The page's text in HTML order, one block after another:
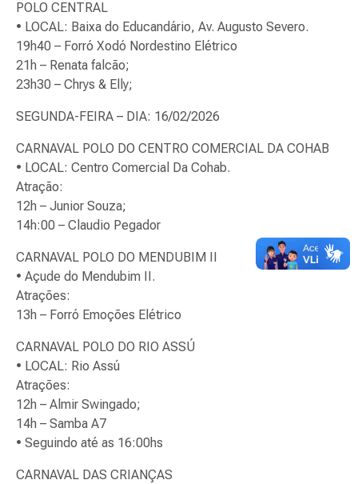
POLO CENTRAL
• LOCAL: Baixa do Educandário, Av. Augusto Severo.
19h40 – Forró Xodó Nordestino Elétrico
21h – Renata falcão;
23h30 – Chrys & Elly;
SEGUNDA-FEIRA – DIA: 16/02/2026
CARNAVAL POLO DO CENTRO COMERCIAL DA COHAB
• LOCAL: Centro Comercial Da Cohab.
Atração:
12h – Junior Souza;
14h:00 – Claudio Pegador
CARNAVAL POLO DO MENDUBIM II
• Açude do Mendubim II.
Atrações:
13h – Forró Emoções Elétrico
CARNAVAL POLO DO RIO ASSÚ
• LOCAL: Rio Assú
Atrações:
12h – Almir Swingado;
14h – Samba A7
• Seguindo até as 16:00hs
CARNAVAL DAS CRIANÇAS